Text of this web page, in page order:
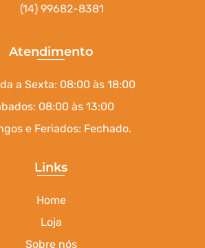
(14) 99682-8381
Atendimento
a Sexta: 08:00 às 18:00
08:00 às 13:00
e Feriados: Fechado.
Links
Home
Loja
Sobre nós